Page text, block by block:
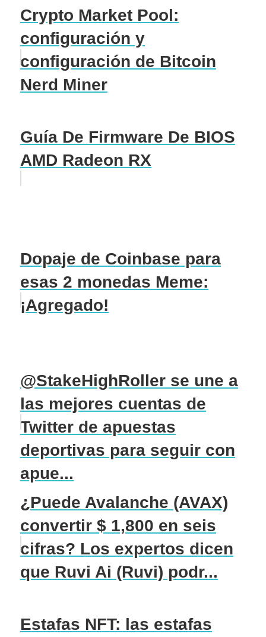
Crypto Market Pool:
configuración y
configuración de Bitcoin
Nerd Miner
Guía De Firmware De BIOS
AMD Radeon RX
Dopaje de Coinbase para
esas 2 monedas Meme:
¡Agregado!
@StakeHighRoller se une a
las mejores cuentas de
Twitter de apuestas
deportivas para seguir con
apue...
¿Puede Avalanche (AVAX)
convertir $ 1,800 en seis
cifras? Los expertos dicen
que Ruvi Ai (Ruvi) podr...
Estafas NFT: las estafas